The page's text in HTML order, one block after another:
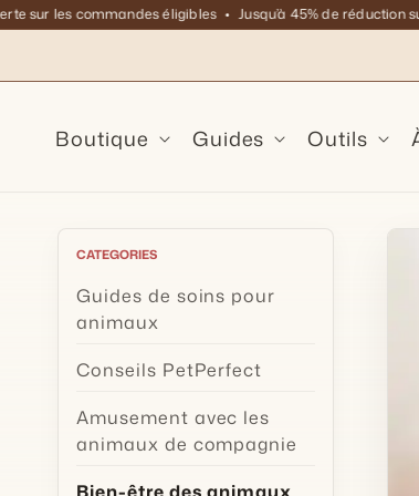
passer
les commandes éligibles Jusqu’à 45% de réduction sur tout
Boutique Guides Outils
CATEGORIES
Guides de soins pour
animaux
Conseils PetPerfect
Amusement avec les
animaux de compagnie